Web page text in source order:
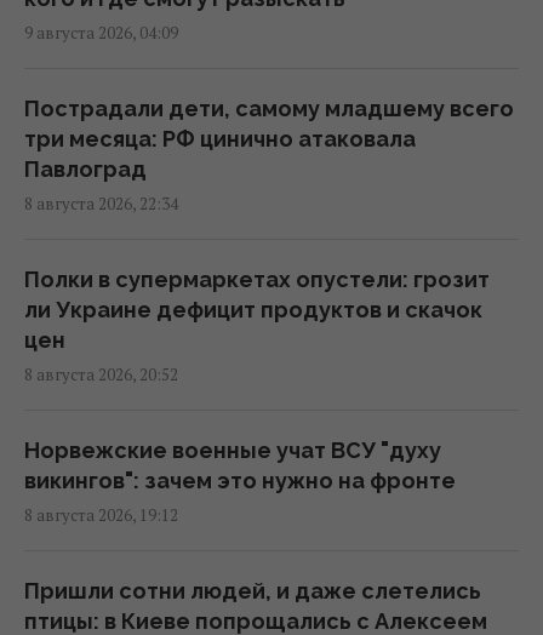
22:39 суббота, 08 августа 2026
ВСУ уничтожили комплекс РЭБ,
предназначенный для подавления Starlink,
- OSINT
22:16 суббота, 08 августа 2026
Путин стянул в Москву ПВО со всей России,
но потери все равно огромны, – Зеленский
21:04 суббота, 08 августа 2026
Зеленский раскрыл дальнейшие планы
Путина
20:50 суббота, 08 августа 2026
Маск не разрешил Украине использовать
Starlink для ударов по России, - The Atlantic
9 августа 2026, 04:09
Пострадали дети, самому младшему всего
три месяца: РФ цинично атаковала
Павлоград
8 августа 2026, 22:34
Полки в супермаркетах опустели: грозит
ли Украине дефицит продуктов и скачок
цен
8 августа 2026, 20:52
Норвежские военные учат ВСУ "духу
викингов": зачем это нужно на фронте
8 августа 2026, 19:12
Пришли сотни людей, и даже слетелись
птицы: в Киеве попрощались с Алексеем